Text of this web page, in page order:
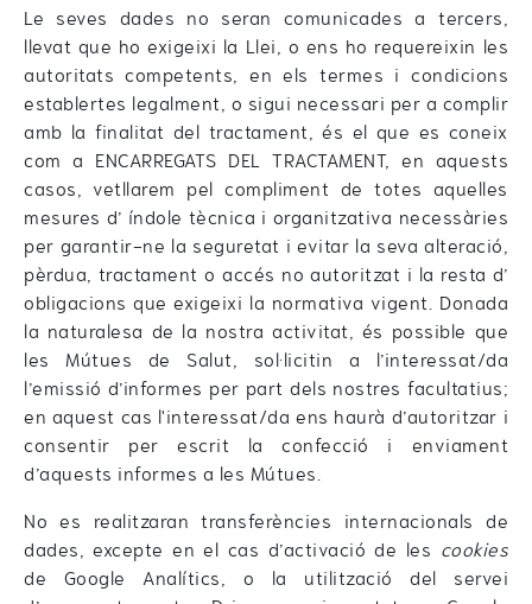
Le seves dades no seran comunicades a tercers,
llevat que ho exigeixi la Llei, o ens ho requereixin les
autoritats competents, en els termes i condicions
establertes legalment, o sigui necessari per a complir
amb la finalitat del tractament, és el que es coneix
com a ENCARREGATS DEL TRACTAMENT, en aquests
casos, vetllarem pel compliment de totes aquelles
mesures d’ índole tècnica i organitzativa necessàries
per garantir-ne la seguretat i evitar la seva alteració,
pèrdua, tractament o accés no autoritzat i la resta d’
obligacions que exigeixi la normativa vigent. Donada
la naturalesa de la nostra activitat, és possible que
les Mútues de Salut, sol·licitin a l’interessat/da
l’emissió d’informes per part dels nostres facultatius;
en aquest cas l'interessat/da ens haurà d’autoritzar i
consentir per escrit la confecció i enviament
d’aquests informes a les Mútues.
No es realitzaran transferències internacionals de
dades, excepte en el cas d’activació de les cookies
de Google Analítics, o la utilització del servei